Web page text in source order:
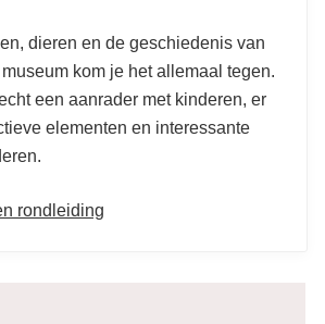
dieren en de geschiedenis van
kom je het allemaal tegen.
een aanrader met kinderen, er
elementen en interessante
rondleiding